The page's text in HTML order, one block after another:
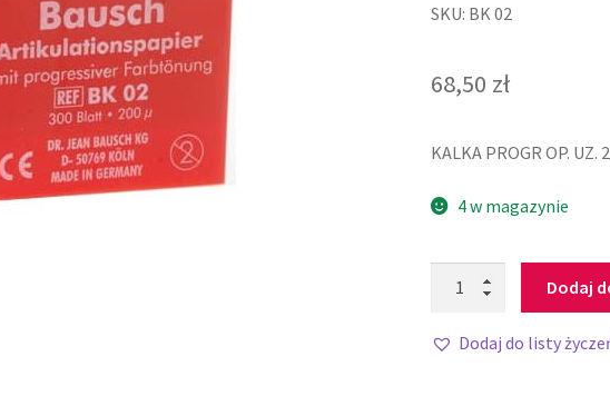
SKU: BK 02
68,50 zł
KALKA PROGR OP. UZ.
4 w magazynie
Dodaj
Dodaj do listy